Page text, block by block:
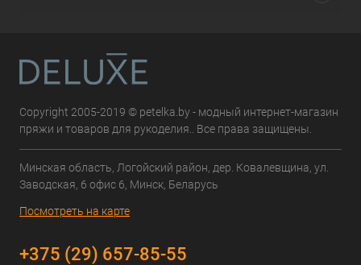
Copyright 2005-2019 © petelka.by - модный интернет-магазин
пряжи и товаров для рукоделия.. Все права защищены.
Минская область, Логойский район, дер. Ковалевщина, ул.
Заводская, 6 офис 6, Минск, Беларусь
Посмотреть на карте
+375 (29) 657-85-55